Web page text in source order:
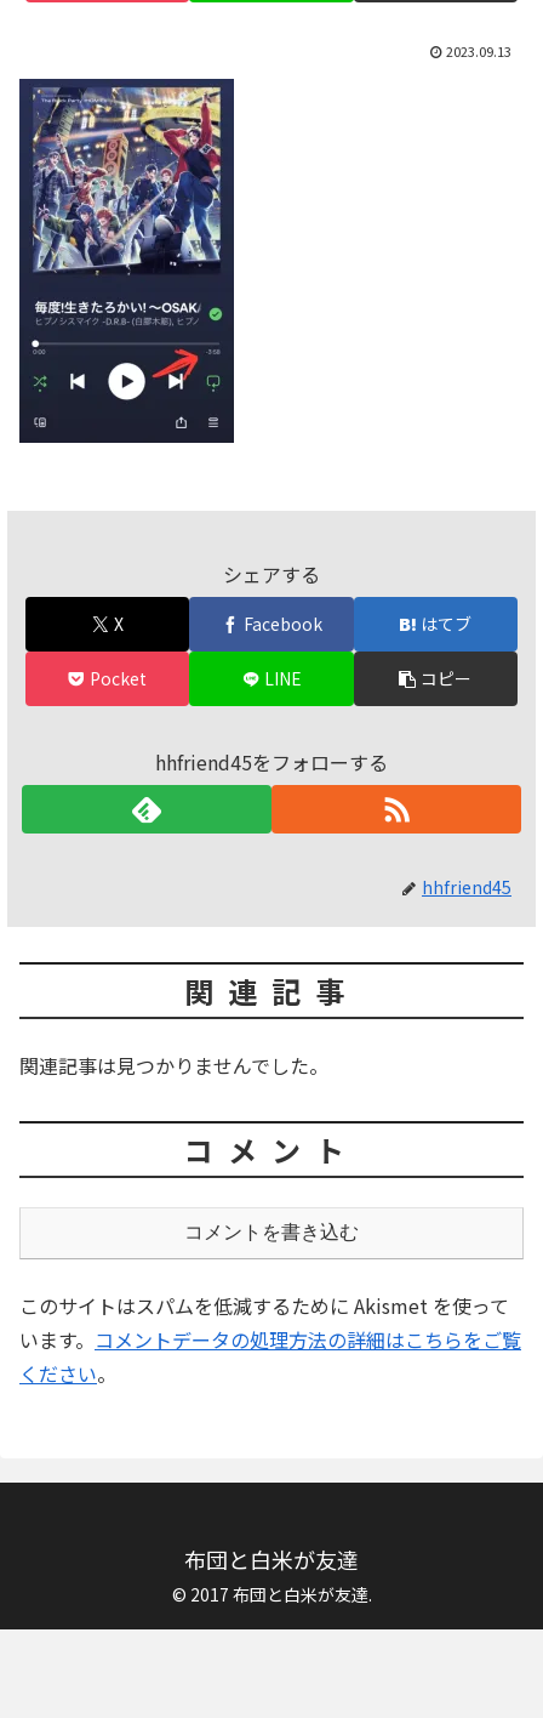
2023.09.13
シェアする
X Facebook はてブ
Pocket LINE コピー
hhfriend45をフォローする
hhfriend45
関連記事
関連記事は見つかりませんでした。
コメント
コメントを書き込む
このサイトはスパムを低減するために Akismet を使って
います。 コメントデータの処理方法の詳細はこちらをご覧
ください。
布団と白米が友達
© 2017 布団と白米が友達.